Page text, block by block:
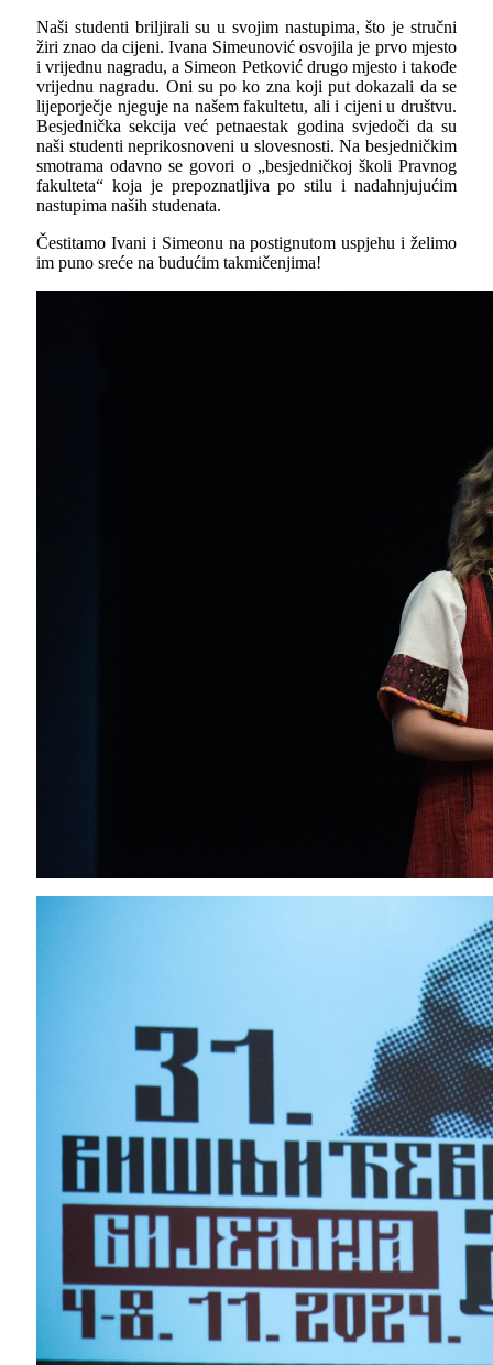
Naši studenti briljirali su u svojim nastupima, što je stručni
žiri znao da cijeni. Ivana Simeunović osvojila je prvo mjesto
i vrijednu nagradu, a Simeon Petković drugo mjesto i takođe
vrijednu nagradu. Oni su po ko zna koji put dokazali da se
lijeporječje njeguje na našem fakultetu, ali i cijeni u društvu.
Besjednička sekcija već petnaestak godina svjedoči da su
naši studenti neprikosnoveni u slovesnosti. Na besjedničkim
smotrama odavno se govori o „besjedničkoj školi Pravnog
fakulteta“ koja je prepoznatljiva po stilu i nadahnjujućim
nastupima naših studenata.
Čestitamo Ivani i Simeonu na postignutom uspjehu i želimo
im puno sreće na budućim takmičenjima!